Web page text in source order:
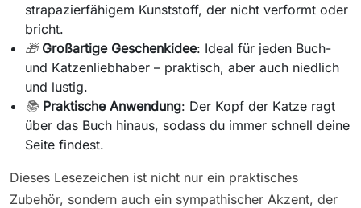
strapazierfähigem Kunststoff, der nicht verformt oder
bricht.
🎁 Großartige Geschenkidee: Ideal für jeden Buch-
und Katzenliebhaber – praktisch, aber auch niedlich
und lustig.
📚 Praktische Anwendung: Der Kopf der Katze ragt
über das Buch hinaus, sodass du immer schnell deine
Seite findest.
Dieses Lesezeichen ist nicht nur ein praktisches
Zubehör, sondern auch ein sympathischer Akzent, der